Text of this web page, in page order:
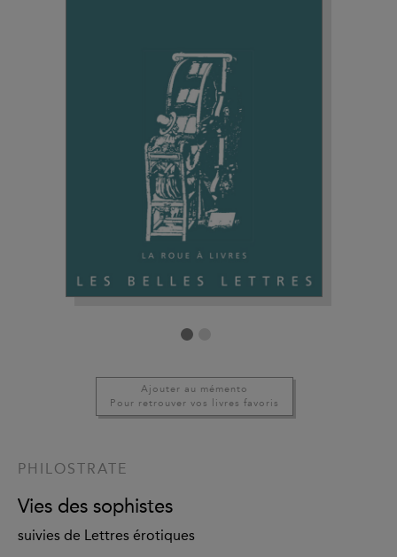
Ajouter au mémento
Pour retrouver vos livres favoris
PHILOSTRATE
Vies des sophistes
suivies de Lettres érotiques